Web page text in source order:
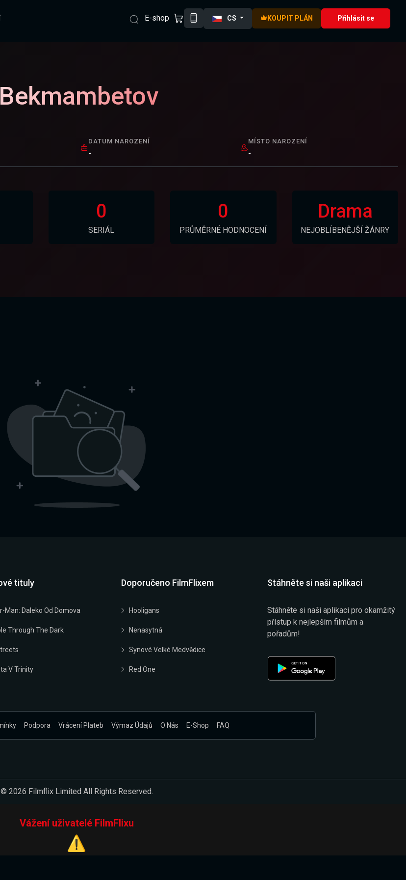
E-shop CS KOUPIT PLÁN Přihlásit se
DATUM NAROZENÍ
-
MÍSTO NAROZENÍ
-
0
SERIÁL
0
PRŮMĚRNÉ HODNOCENÍ
Drama
NEJOBLÍBENĚJŠÍ ŽÁNRY
tituly
Man: Daleko Od Domova
Through The Dark
V Trinity
Doporučeno FilmFlixem
Hooligans
Nenasytná
Synové Velké Medvědice
Red One
Stáhněte si naši aplikaci
Stáhněte si naši aplikaci pro okamžitý
přístup k nejlepším filmům a
pořadům!
Podpora Vrácení Plateb Výmaz Údajů O Nás E-Shop FAQ
© 2026 Filmflix Limited All Rights Reserved.
Vážení uživatelé FilmFlixu
⚠️